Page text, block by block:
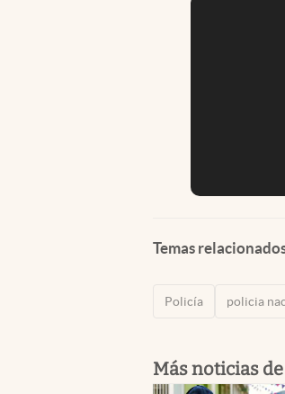
Temas
Policía policia
Más noticias de